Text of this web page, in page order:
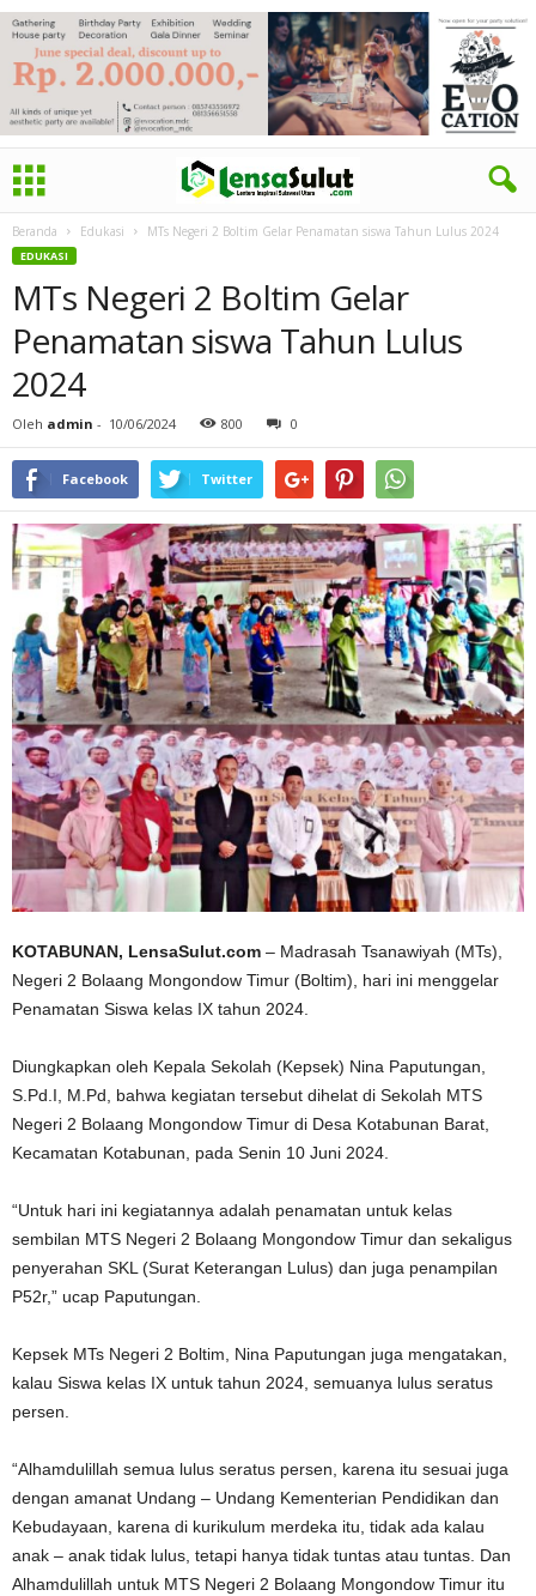
Beranda Edukasi MTs Negeri 2 Boltim Gelar Penamatan siswa Tahun Lulus 2024
EDUKASI
MTs Negeri 2 Boltim Gelar
Penamatan siswa Tahun Lulus
2024
Oleh admin - 10/06/2024 800 0
Facebook Twitter
KOTABUNAN, LensaSulut.com – Madrasah Tsanawiyah (MTs),
Negeri 2 Bolaang Mongondow Timur (Boltim), hari ini menggelar
Penamatan Siswa kelas IX tahun 2024.
Diungkapkan oleh Kepala Sekolah (Kepsek) Nina Paputungan,
S.Pd.I, M.Pd, bahwa kegiatan tersebut dihelat di Sekolah MTS
Negeri 2 Bolaang Mongondow Timur di Desa Kotabunan Barat,
Kecamatan Kotabunan, pada Senin 10 Juni 2024.
“Untuk hari ini kegiatannya adalah penamatan untuk kelas
sembilan MTS Negeri 2 Bolaang Mongondow Timur dan sekaligus
penyerahan SKL (Surat Keterangan Lulus) dan juga penampilan
P52r,” ucap Paputungan.
Kepsek MTs Negeri 2 Boltim, Nina Paputungan juga mengatakan,
kalau Siswa kelas IX untuk tahun 2024, semuanya lulus seratus
persen.
“Alhamdulillah semua lulus seratus persen, karena itu sesuai juga
dengan amanat Undang – Undang Kementerian Pendidikan dan
Kebudayaan, karena di kurikulum merdeka itu, tidak ada kalau
anak – anak tidak lulus, tetapi hanya tidak tuntas atau tuntas. Dan
Alhamdulillah untuk MTS Negeri 2 Bolaang Mongondow Timur itu